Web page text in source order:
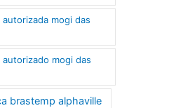
mogi das
mogi das
brastemp alphaville